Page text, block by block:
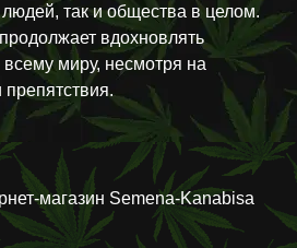
так и общества в целом.
вдохновлять
миру, несмотря на
магазин Semena-Kanabisa